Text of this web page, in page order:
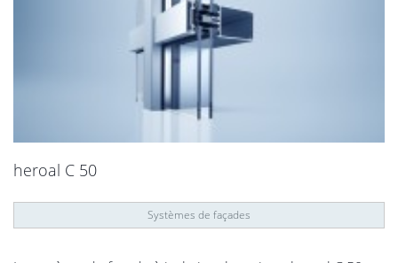
heroal C 50
Systèmes de façades